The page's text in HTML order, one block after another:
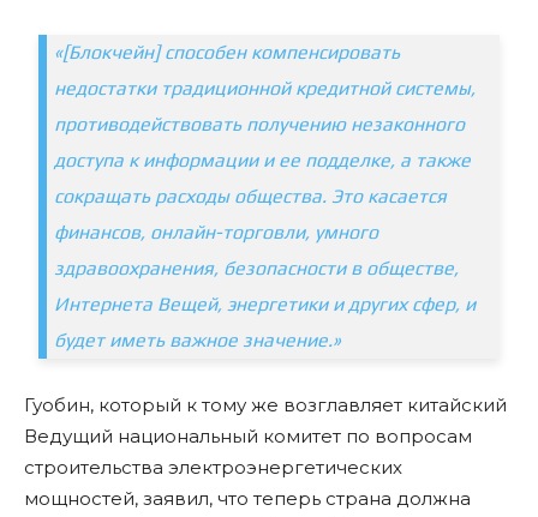
«[Блокчейн] способен компенсировать
недостатки традиционной кредитной системы,
противодействовать получению незаконного
доступа к информации и ее подделке, а также
сокращать расходы общества. Это касается
финансов, онлайн-торговли, умного
здравоохранения, безопасности в обществе,
Интернета Вещей, энергетики и других сфер, и
будет иметь важное значение.»
Гуобин, который к тому же возглавляет китайский
Ведущий национальный комитет по вопросам
строительства электроэнергетических
мощностей, заявил, что теперь страна должна